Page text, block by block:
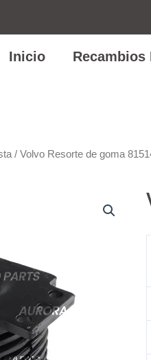
Inicio
Recambios
/ Volvo Resorte de goma